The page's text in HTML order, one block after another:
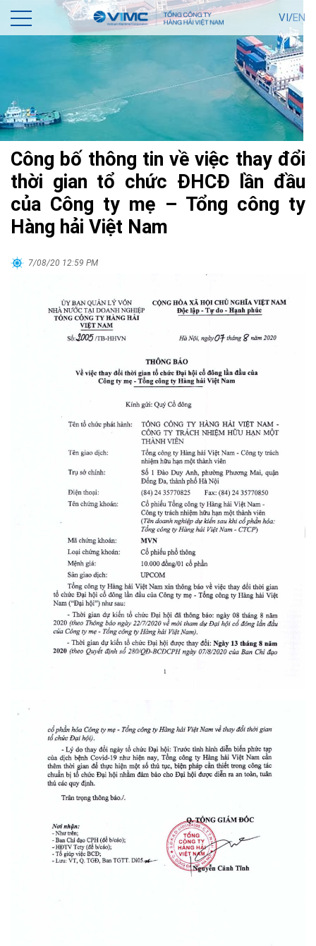
VI/EN
Công bố thông tin về việc thay đổi
thời gian tổ chức ĐHCĐ lần đầu
của Công ty mẹ – Tổng công ty
Hàng hải Việt Nam
7/08/20 12:59 PM